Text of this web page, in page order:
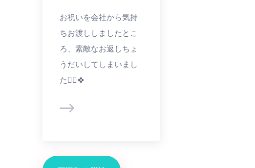
お祝いを会社から気持
ちお渡ししましたとこ
ろ、素敵なお返しちょ
うだいしてしまいまし
た🙇‍♀️🍀